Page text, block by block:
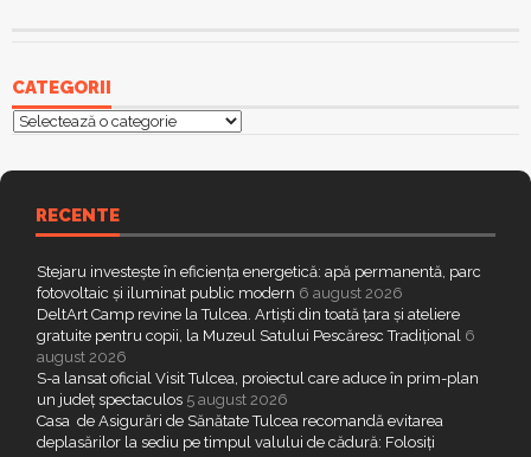
CATEGORII
Categorii
RECENTE
Stejaru investește în eficiența energetică: apă permanentă, parc
fotovoltaic și iluminat public modern 6 august 2026
DeltArt Camp revine la Tulcea. Artiști din toată țara și ateliere
gratuite pentru copii, la Muzeul Satului Pescăresc Tradițional 6
august 2026
S-a lansat oficial Visit Tulcea, proiectul care aduce în prim-plan
un județ spectaculos 5 august 2026
Casa de Asigurări de Sănătate Tulcea recomandă evitarea
deplasărilor la sediu pe timpul valului de cădură: Folosiți